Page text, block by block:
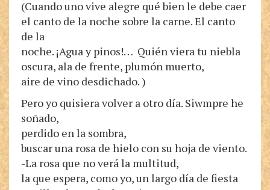
(Cuando uno vive alegre qué bien le debe caer
el canto de la noche sobre la carne. El canto
de la
noche. ¡Agua y pinos!… Quién viera tu niebla
oscura, ala de frente, plumón muerto,
aire de vino desdichado. )
Pero yo quisiera volver a otro día. Siwmpre he
soñado,
perdido en la sombra,
buscar una rosa de hielo con su hoja de viento.
-La rosa que no verá la multitud,
la que espera, como yo, un largo día de fiesta